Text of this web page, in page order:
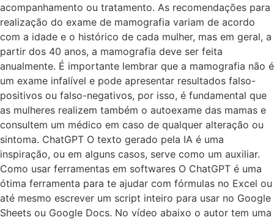
acompanhamento ou tratamento. As recomendações para
realização do exame de mamografia variam de acordo
com a idade e o histórico de cada mulher, mas em geral, a
partir dos 40 anos, a mamografia deve ser feita
anualmente. É importante lembrar que a mamografia não é
um exame infalível e pode apresentar resultados falso-
positivos ou falso-negativos, por isso, é fundamental que
as mulheres realizem também o autoexame das mamas e
consultem um médico em caso de qualquer alteração ou
sintoma. ChatGPT O texto gerado pela IA é uma
inspiração, ou em alguns casos, serve como um auxiliar.
Como usar ferramentas em softwares O ChatGPT é uma
ótima ferramenta para te ajudar com fórmulas no Excel ou
até mesmo escrever um script inteiro para usar no Google
Sheets ou Google Docs. No vídeo abaixo o autor tem uma